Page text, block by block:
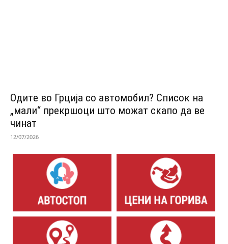
Одитe во Грција со автомобил? Список на
„мали“ прекршоци што можат скапо да ве
чинат
12/07/2026